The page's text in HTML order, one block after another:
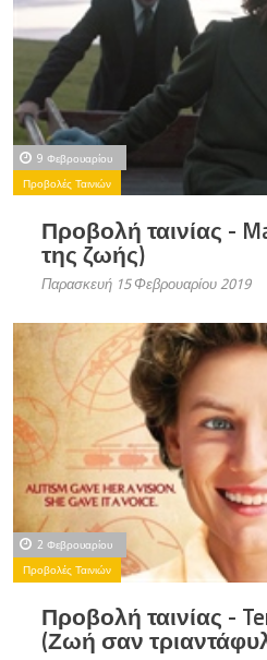
9 Φεβρουαρίου
Προβολές Ταινιών
Προβολή ταινίας -
της ζωής)
Παρασκευή 15 Φεβρουαρίου 2019
2 Φεβρουαρίου
Προβολές Ταινιών
Προβολή ταινίας -
(Ζωή σαν